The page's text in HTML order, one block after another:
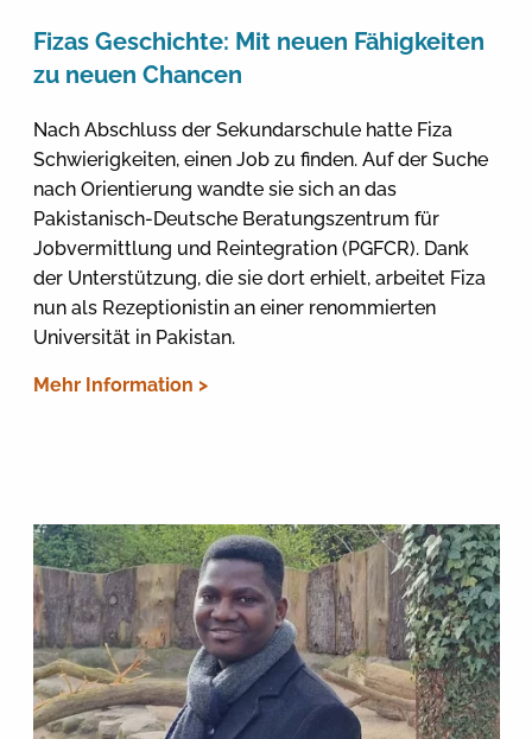
Fizas Geschichte: Mit neuen Fähigkeiten
zu neuen Chancen
Nach Abschluss der Sekundarschule hatte Fiza
Schwierigkeiten, einen Job zu finden. Auf der Suche
nach Orientierung wandte sie sich an das
Pakistanisch-Deutsche Beratungszentrum für
Jobvermittlung und Reintegration (PGFCR). Dank
der Unterstützung, die sie dort erhielt, arbeitet Fiza
nun als Rezeptionistin an einer renommierten
Universität in Pakistan.
Mehr Information >